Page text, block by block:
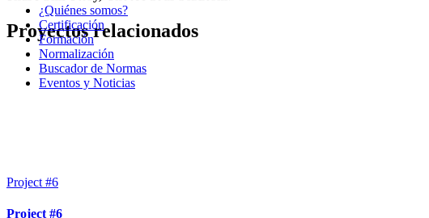
¿Quiénes somos?
Certificación
Formación
Normalización
Buscador de Normas
Eventos y Noticias
Proyectos relacionados
Project #6
Project #6